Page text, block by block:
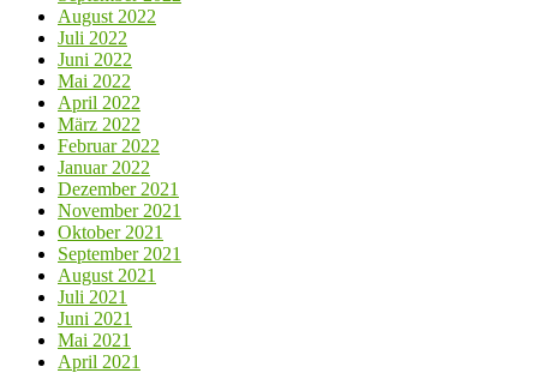
August 2022
Juli 2022
Juni 2022
Mai 2022
April 2022
März 2022
Februar 2022
Januar 2022
Dezember 2021
November 2021
Oktober 2021
September 2021
August 2021
Juli 2021
Juni 2021
Mai 2021
April 2021